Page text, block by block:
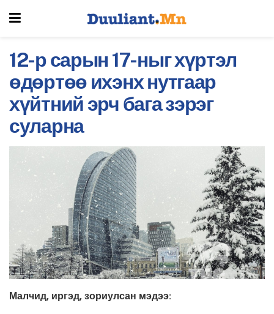
12-р сарын 17-ныг хүртэл
өдөртөө ихэнх нутгаар
хүйтний эрч бага зэрэг
суларна
Малчид, иргэд, зориулсан мэдээ: